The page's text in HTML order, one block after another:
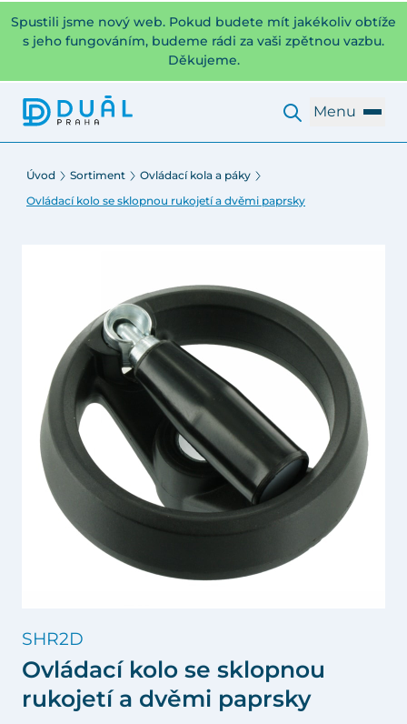
Spustili jsme nový web. Pokud budete mít jakékoliv obtíže
s jeho fungováním, budeme rádi za vaši zpětnou vazbu.
Děkujeme.
Menu
Úvod Sortiment
Ovládací kola a páky
Ovládací kolo se sklopnou rukojetí a dvěmi paprsky
SHR2D
Ovládací kolo se sklopnou
rukojetí a dvěmi paprsky